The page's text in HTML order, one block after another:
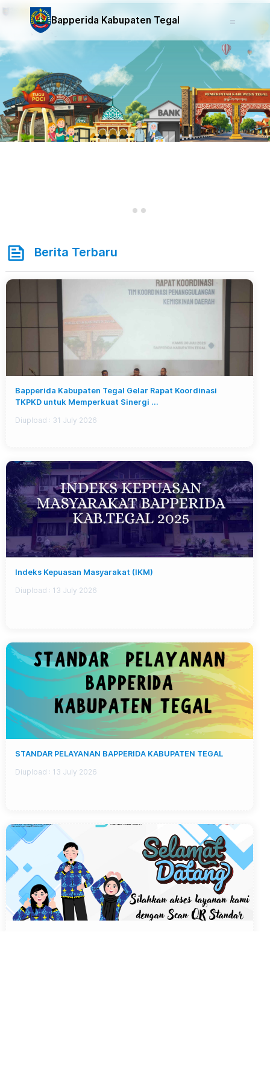
Bapperida Kabupaten Tegal
Berita Terbaru
Bapperida Kabupaten Tegal Gelar Rapat Koordinasi
TKPKD untuk Memperkuat Sinergi ...
Diupload : 31 July 2026
Indeks Kepuasan Masyarakat (IKM)
Diupload : 13 July 2026
STANDAR PELAYANAN BAPPERIDA KABUPATEN TEGAL
Diupload : 13 July 2026